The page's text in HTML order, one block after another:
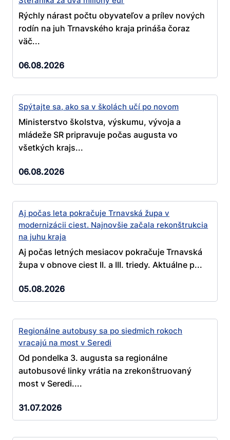
Rýchly nárast počtu obyvateľov a prílev nových
rodín na juh Trnavského kraja prináša čoraz
väč...
06.08.2026
Spýtajte sa, ako sa v školách učí po novom
Ministerstvo školstva, výskumu, vývoja a
mládeže SR pripravuje počas augusta vo
všetkých krajs...
06.08.2026
Aj počas leta pokračuje Trnavská župa v
modernizácii ciest. Najnovšie začala rekonštrukcia
na juhu kraja
Aj počas letných mesiacov pokračuje Trnavská
župa v obnove ciest II. a III. triedy. Aktuálne p...
05.08.2026
Regionálne autobusy sa po siedmich rokoch
vracajú na most v Seredi
Od pondelka 3. augusta sa regionálne
autobusové linky vrátia na zrekonštruovaný
most v Seredi....
31.07.2026